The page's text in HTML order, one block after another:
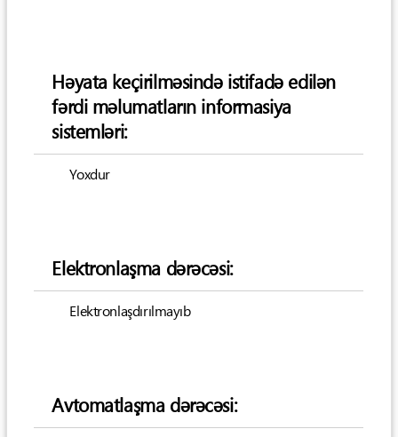
Həyata keçirilməsində istifadə edilən
fərdi məlumatların informasiya
sistemləri:
Yoxdur
Elektronlaşma dərəcəsi:
Elektronlaşdırılmayıb
Avtomatlaşma dərəcəsi: